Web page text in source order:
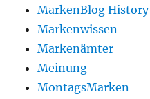
MarkenBlog History
Markenwissen
Markenämter
Meinung
MontagsMarken